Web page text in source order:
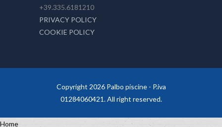
+39.335.6181210
PRIVACY POLICY
COOKIE POLICY
Copyright 2026 Palbo piscine - P.iva
01284060421. All right reserved.
Home